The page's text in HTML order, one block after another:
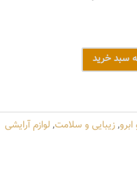
سبد خرید
,زیبایی و سلامت,لوازم آرایشی